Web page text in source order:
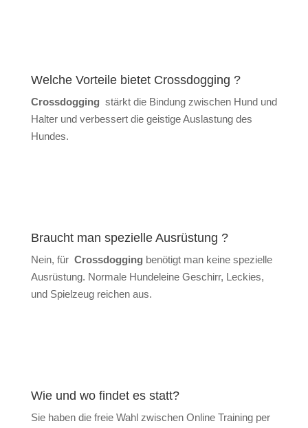
Welche Vorteile bietet Crossdogging ?
Crossdogging stärkt die Bindung zwischen Hund und
Halter und verbessert die geistige Auslastung des
Hundes.
Braucht man spezielle Ausrüstung ?
Nein, für Crossdogging benötigt man keine spezielle
Ausrüstung. Normale Hundeleine Geschirr, Leckies,
und Spielzeug reichen aus.
Wie und wo findet es statt?
Sie haben die freie Wahl zwischen Online Training per